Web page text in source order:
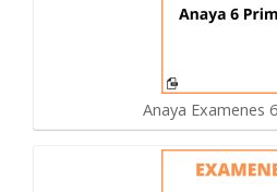
Anaya Examenes